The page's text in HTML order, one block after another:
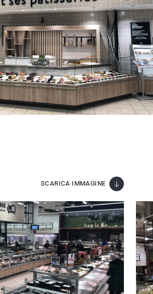
SCARICA IMMAGINE